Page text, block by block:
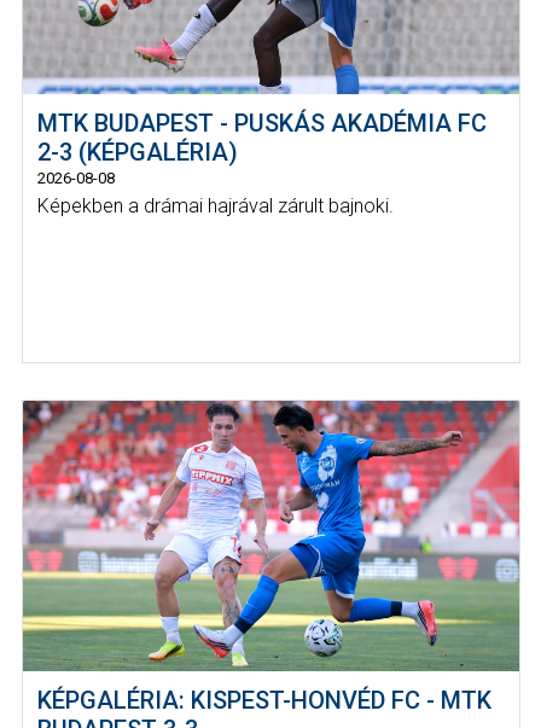
MTK BUDAPEST - PUSKÁS AKADÉMIA FC
2-3 (KÉPGALÉRIA)
2026-08-08
Képekben a drámai hajrával zárult bajnoki.
KÉPGALÉRIA: KISPEST-HONVÉD FC - MTK